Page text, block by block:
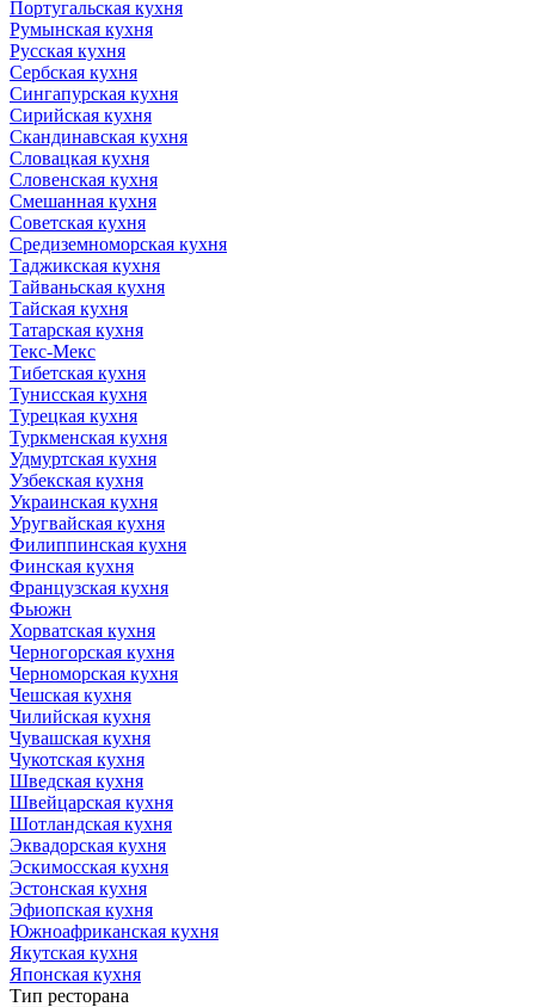
Португальская кухня
Румынская кухня
Русская кухня
Сербская кухня
Сингапурская кухня
Сирийская кухня
Скандинавская кухня
Словацкая кухня
Словенская кухня
Смешанная кухня
Советская кухня
Средиземноморская кухня
Таджикская кухня
Тайваньская кухня
Тайская кухня
Татарская кухня
Текс-Мекс
Тибетская кухня
Тунисская кухня
Турецкая кухня
Туркменская кухня
Удмуртская кухня
Узбекская кухня
Украинская кухня
Уругвайская кухня
Филиппинская кухня
Финская кухня
Французская кухня
Фьюжн
Хорватская кухня
Черногорская кухня
Черноморская кухня
Чешская кухня
Чилийская кухня
Чувашская кухня
Чукотская кухня
Шведская кухня
Швейцарская кухня
Шотландская кухня
Эквадорская кухня
Эскимосская кухня
Эстонская кухня
Эфиопская кухня
Южноафриканская кухня
Якутская кухня
Японская кухня
Тип ресторана